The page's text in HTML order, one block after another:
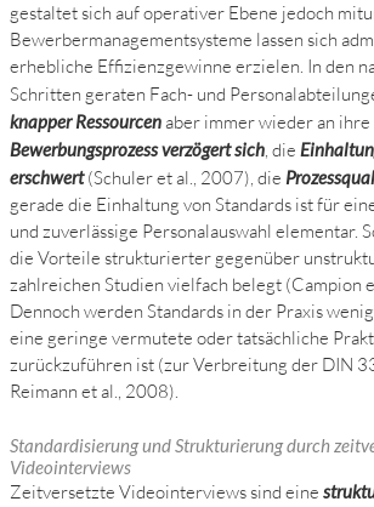
gestaltet sich auf operativer Ebene jedoch
Bewerbermanagementsysteme lassen sich
erhebliche Effizienzgewinne erzielen. In den
Schritten geraten Fach- und
knapper Ressourcenaber immer wieder an
Bewerbungsprozess verzögert sich, die
erschwert(Schuler et al., 2007), die
gerade die Einhaltung von Standards ist für
und zuverlässige Personalauswahl elementar.
die Vorteile strukturierter gegenüber
zahlreichen Studien vielfach belegt (Campion
Dennoch werden Standards in der Praxis
eine geringe vermutete oder tatsächliche
zurückzuführen ist (zur Verbreitung der DIN
Reimann et al., 2008).
Standardisierung und Strukturierung durch
Videointerviews
Zeitversetzte Videointerviews sind eine